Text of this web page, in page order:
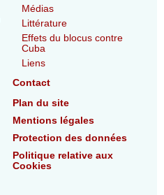
Médias
Littérature
Effets du blocus contre
Cuba
Liens
Contact
Plan du site
Mentions légales
Protection des données
Politique relative aux
Cookies